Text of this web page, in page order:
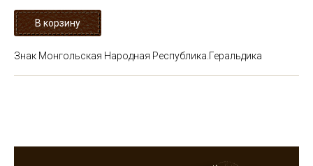
Знак Монгольская Народная Республика.Геральдика